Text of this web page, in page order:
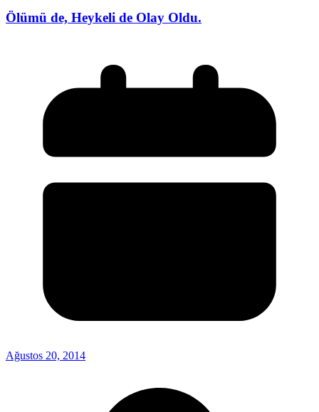
Ölümü de, Heykeli de Olay Oldu.
Ağustos 20, 2014